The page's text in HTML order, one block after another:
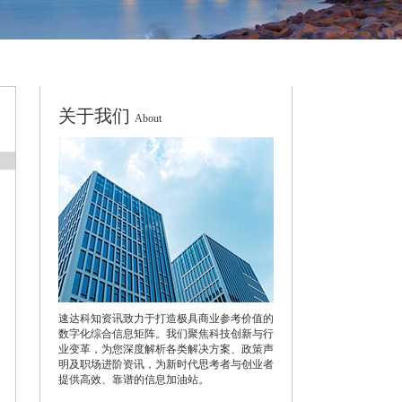
关于我们 About
速达科知资讯致力于打造极具商业参考价值的
数字化综合信息矩阵。我们聚焦科技创新与行
业变革，为您深度解析各类解决方案、政策声
明及职场进阶资讯，为新时代思考者与创业者
提供高效、靠谱的信息加油站。